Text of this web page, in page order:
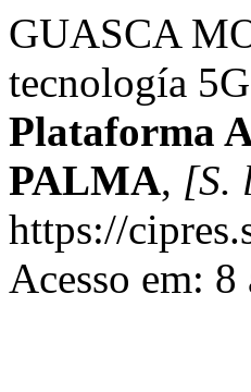
GUASCA
tecnología
Plataforma
PALMA, [S.
https://
Acesso em: